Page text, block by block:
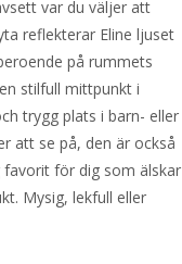
var du väljer att
reflekterar Eline ljuset
på rummets
stilfull mittpunkt i
trygg plats i barn- eller
att se på, den är också
favorit för dig som älskar
Mysig, lekfull eller